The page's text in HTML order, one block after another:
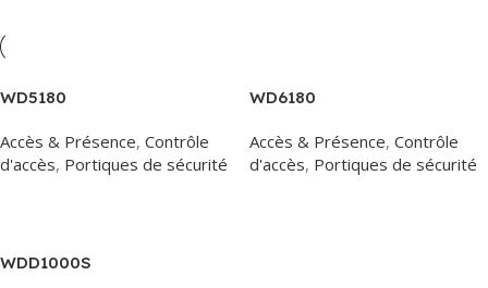
WD5180
Accès & Présence, Contrôle
d'accès, Portiques de sécurité
WD6180
Accès & Présence, Contrôle
d'accès, Portiques de sécurité
WDD1000S